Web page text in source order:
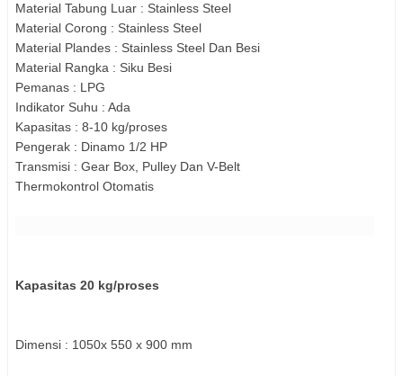
Material Tabung Luar : Stainless Steel
Material Corong : Stainless Steel
Material Plandes : Stainless Steel Dan Besi
Material Rangka : Siku Besi
Pemanas : LPG
Indikator Suhu : Ada
Kapasitas : 8-10 kg/proses
Pengerak : Dinamo 1/2 HP
Transmisi : Gear Box, Pulley Dan V-Belt
Thermokontrol Otomatis
Kapasitas 20 kg/proses
Dimensi : 1050x 550 x 900 mm